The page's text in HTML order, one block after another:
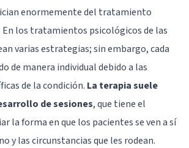
enormemente del tratamiento
los tratamientos psicológicos de las
varias estrategias; sin embargo, cada
de manera individual debido a las
de la condición. La terapia suele
de sesiones, que tiene el
la forma en que los pacientes se ven a sí
y las circunstancias que les rodean.